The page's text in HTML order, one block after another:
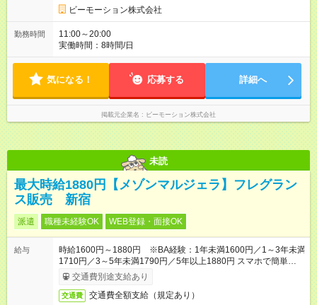
ビーモーション株式会社
勤務時間
11:00～20:00
実働時間：8時間/日
気になる！ 応募する 詳細へ
掲載元企業名 ビーモーション株式会社
未読
最大時給1880円【メゾンマルジェラ】フレグラン
ス販売 新宿
派遣 職種未経験OK WEB登録・面接OK
給与
時給1600円～1880円 ※BA経験：1年未満1600円／1～3年未満
1710円／3～5年未満1790円／5年以上1880円 スマホで簡単申
請！給与前払いOK（条件有）
交通費別途支給あり
交通費 交通費全額支給（規定あり）